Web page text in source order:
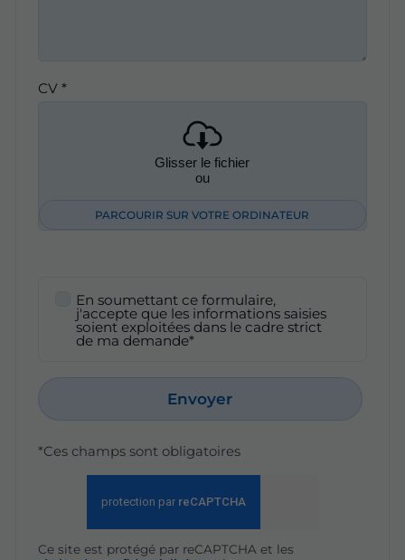
CV *
Glisser le fichier
ou
PARCOURIR SUR VOTRE ORDINATEUR
En soumettant ce formulaire,
j'accepte que les informations saisies
soient exploitées dans le cadre strict
de ma demande*
Envoyer
*Ces champs sont obligatoires
Ce site est protégé par reCAPTCHA et les